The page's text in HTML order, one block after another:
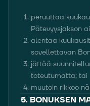
peruuttaa
Pätevyysjakson
alentaa
sovellettavan
jättää
toteutumatta; tai
muutoin rikkoo
5. BONUKSEN